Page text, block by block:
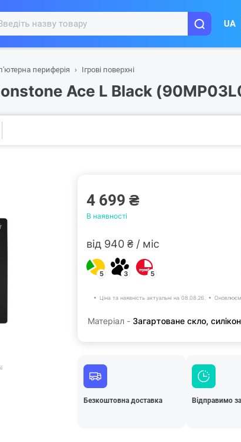
UA
периферія Ігрові поверхні
Ace L Black
4 699 ₴
В наявності
від 940 ₴ / міс
5 3 5
Ціна та наявність актуальні на 08.08.26.
Матеріал - Загартоване скло, силікон
Безкоштовна доставка Відправимо